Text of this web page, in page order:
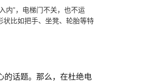
内”，电梯门不关，也不运
比如把手、坐凳、轮胎等特
的话题。那么，在杜绝电